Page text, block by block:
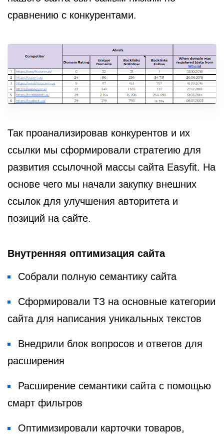
сравнению с конкурентами.
Так проанализировав конкурентов и их
ссылки мы сформировали стратегию для
развития ссылочной массы сайта Easyfit. На
основе чего мы начали закупку внешних
ссылок для улучшения авторитета и
позиций на сайте.
Внутренняя оптимизация сайта
Собрали полную семантику сайта
Сформировали ТЗ на основные категории
сайта для написания уникальных текстов
Внедрили блок вопросов и ответов для
расширения
Расширение семантики сайта с помощью
смарт фильтров
Оптимизировали карточки товаров,